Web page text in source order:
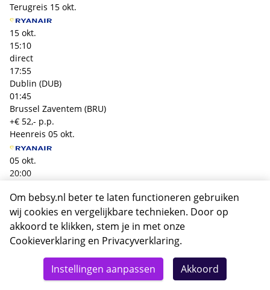
Terugreis 15 okt.
15 okt.
15:10
direct
17:55
Dublin (DUB)
01:45
Brussel Zaventem (BRU)
+€ 52,- p.p.
Heenreis 05 okt.
05 okt.
20:00
20:45
Brussel Zaventem (BRU)
01:45
Dublin (DUB)
Om bebsy.nl beter te laten functioneren gebruiken
wij cookies en vergelijkbare technieken. Door op
akkoord te klikken, stem je in met onze
Cookieverklaring en Privacyverklaring.
Instellingen aanpassen Akkoord